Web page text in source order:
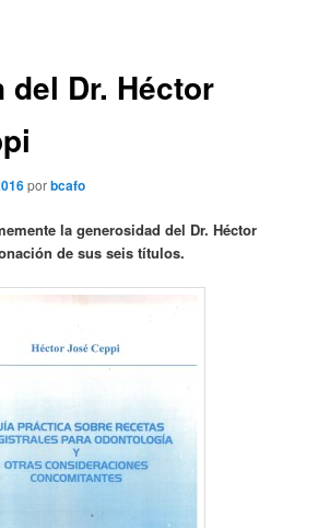
del Dr. Héctor
porbcafo
la generosidad del Dr. Héctor
de sus seis títulos.